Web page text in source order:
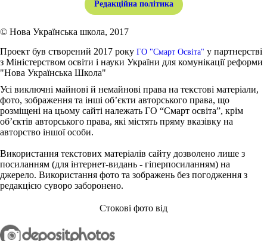
Редакційна політика
© Нова Українська школа, 2017
Проект був створений 2017 року ГО "Смарт Освіта" у партнерстві
з Міністерством освіти і науки України для комунікації реформи
"Нова Українська Школа"
Усі виключні майнові й немайнові права на текстові матеріали,
фото, зображення та інші об’єкти авторського права, що
розміщені на цьому сайті належать ГО “Смарт освіта”, крім
об’єктів авторського права, які містять пряму вказівку на
авторство іншої особи.
Використання текстових матеріалів сайту дозволено лише з
посиланням (для інтернет-видань - гіперпосиланням) на
джерело. Використання фото та зображень без погодження з
редакцією суворо заборонено.
Стокові фото від